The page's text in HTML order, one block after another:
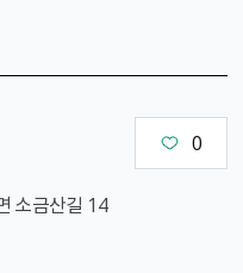
0
소금산길 14